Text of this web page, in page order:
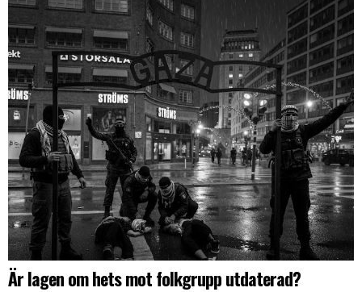
Är lagen om hets mot folkgrupp utdaterad?